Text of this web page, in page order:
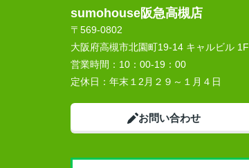
sumohouse阪急高槻店
〒569-0802
大阪府高槻市北園町19-14 キャルビル 1F
営業時間： 10：00-19：00
定休日： 年末１2月２９～１月４日
お問い合わせ